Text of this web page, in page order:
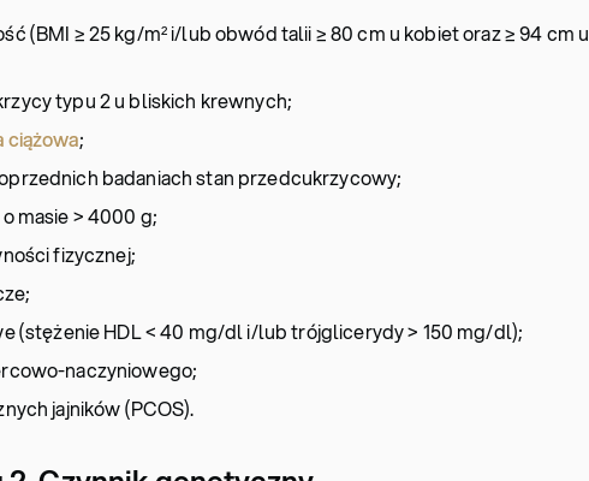
(BMI ≥ 25 kg/m² i/lub obwód talii ≥ 80 cm u kobiet oraz ≥ 94 cm u
typu 2 u bliskich krewnych;
ciążowa;
badaniach stan przedcukrzycowy;
masie > 4000 g;
fizycznej;
(stężenie HDL < 40 mg/dl i/lub trójglicerydy > 150 mg/dl);
naczyniowego;
jajników (PCOS).